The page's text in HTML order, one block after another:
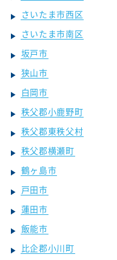
さいたま市西区
さいたま市南区
坂戸市
狭山市
白岡市
秩父郡小鹿野町
秩父郡東秩父村
秩父郡横瀬町
鶴ヶ島市
戸田市
蓮田市
飯能市
比企郡小川町